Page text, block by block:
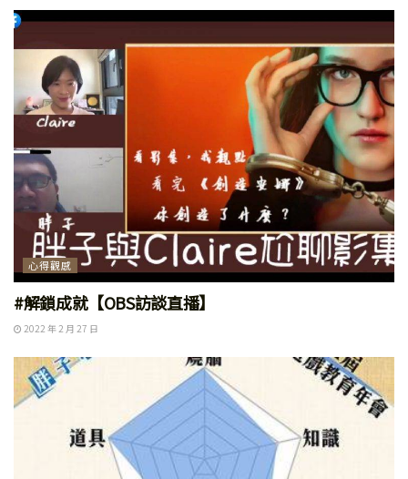
心得觀感
#解鎖成就【OBS訪談直播】
2022 年 2 月 27 日